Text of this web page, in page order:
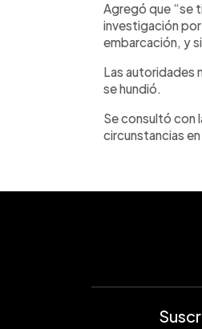
Agregó que “se
investigación por
embarcación, y
Las autoridades
se hundió.
Se consultó con
circunstancias